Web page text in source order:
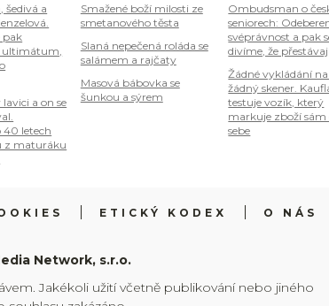
šedivá a
pak
lavici a on se
40 letech
z maturáku
Smažené boží milosti ze
smetanového těsta
Slaná nepečená roláda se
salámem a rajčaty
Masová bábovka se
šunkou a sýrem
Ombudsman o
seniorech:
svéprávnost a pak
divíme, že
Žádné vykládání na
žádný skener.
testuje vozík, který
markuje zboží sám
sebe
ETICKÝ KODEX O NÁS
Network, s.r.o.
Jakékoli užití včetně publikování nebo jiného